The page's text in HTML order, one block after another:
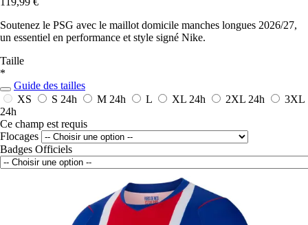
Soutenez le PSG avec le maillot domicile manches longues 2026/27,
un essentiel en performance et style signé Nike.
Taille
*
Guide des tailles
XS
S 24h M 24h L XL 24h 2XL 24h
3XL
24h
Ce champ est requis
Flocages
Badges Officiels